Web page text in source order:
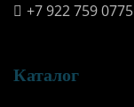
+7 922 759 0775
Каталог